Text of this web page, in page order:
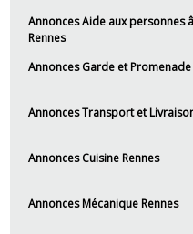
Annonces Aide aux personnes
Rennes
Annonces Garde et
Annonces Transport et
Annonces Cuisine Rennes
Annonces Mécanique Rennes